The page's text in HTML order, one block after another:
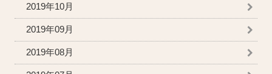
2019年10月
2019年09月
2019年08月